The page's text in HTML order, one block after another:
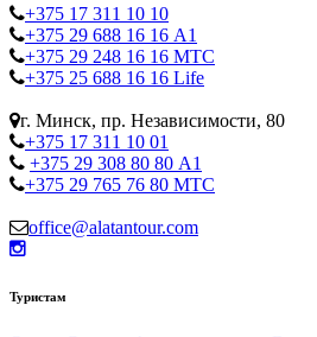
+375 17 311 10 10
+375 29 688 16 16 А1
+375 29 248 16 16 МТС
+375 25 688 16 16 Life
г. Минск, пр. Независимости, 80
+375 17 311 10 01
+375 29 308 80 80 А1
+375 29 765 76 80 МТС
office@alatantour.com
Туристам